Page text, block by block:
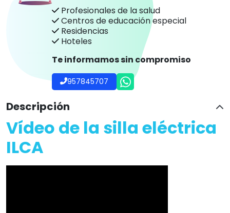
Profesionales de la salud
Centros de educación especial
Residencias
Hoteles
Te informamos sin compromiso
957845707
Descripción
Vídeo de la silla eléctrica
ILCA